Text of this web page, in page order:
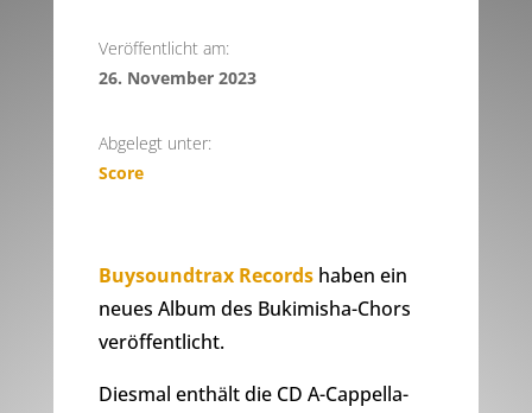
Veröffentlicht am:
26. November 2023
Abgelegt unter:
Score
Buysoundtrax Recordshaben ein
neues Album des Bukimisha-Chors
veröffentlicht.
Diesmal enthält die CD A-Cappella-